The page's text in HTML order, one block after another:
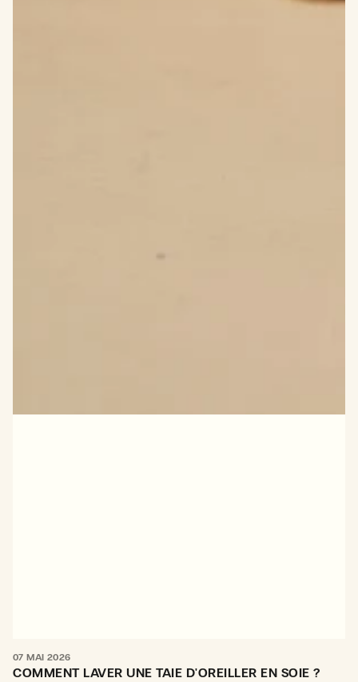
07 MAI 2026
COMMENT LAVER UNE TAIE D'OREILLER EN SOIE ?